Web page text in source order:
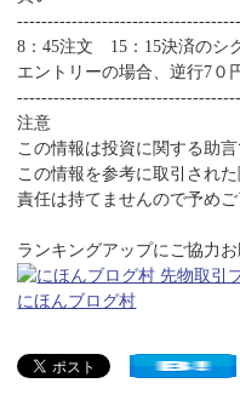
8：45注文 15：15決済のシ
エントリーの場合、逆行7０
注意
この情報は投資に関する助言
この情報を参考に取引され
責任は持てませんので予めご
ランキングアップにご協力
にほんブログ村